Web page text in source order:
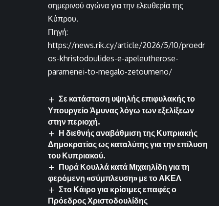
σημερινού αγώνα για την ελευθερία της
Κύπρου.
Πηγή:
https://news.rik.cy/article/2026/5/10/proedr
os-khristodoulides-e-apeleutherose-
paramenei-to-megalo-zetoumeno/
Σε κατάσταση υψηλής επιφυλακής το
Υπουργείο Άμυνας λόγω των εξελίξεων
στην περιοχή.
Η διεθνής αναβάθμιση της Κυπριακής
Δημοκρατίας ως καταλύτης για την επίλυση
του Κυπριακού.
Πυρά Κουλλά κατά Μιχαηλίδη για τη
φερόμενη «σύμπλευση» με το ΑΚΕΛ
Στο Κάιρο για κρίσιμες επαφές ο
Πρόεδρος Χριστοδουλίδης